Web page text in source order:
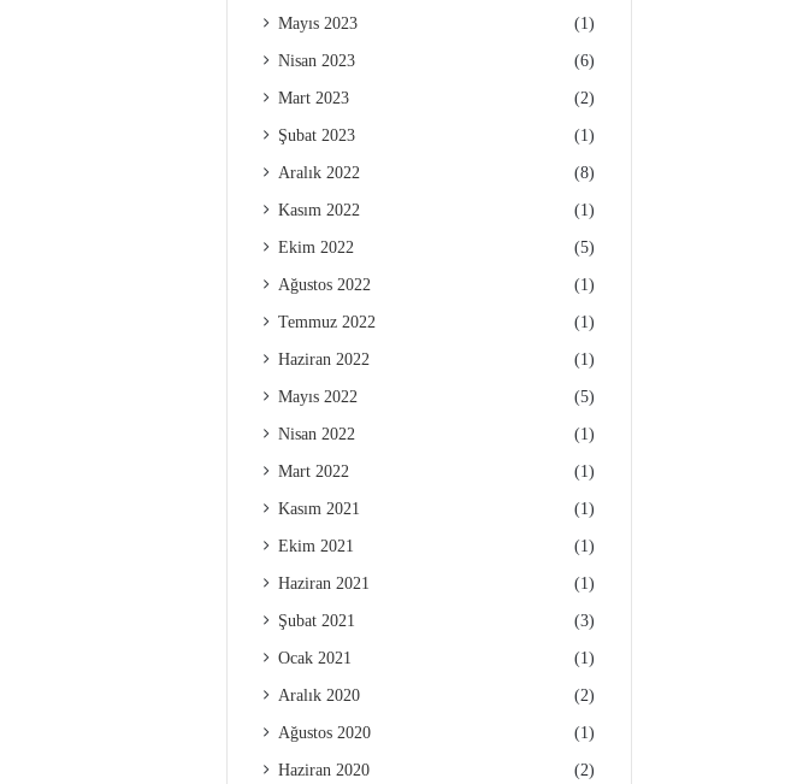
Mayıs 2023 (1)
Nisan 2023 (6)
Mart 2023 (2)
Şubat 2023 (1)
Aralık 2022 (8)
Kasım 2022 (1)
Ekim 2022 (5)
Ağustos 2022 (1)
Temmuz 2022 (1)
Haziran 2022 (1)
Mayıs 2022 (5)
Nisan 2022 (1)
Mart 2022 (1)
Kasım 2021 (1)
Ekim 2021 (1)
Haziran 2021 (1)
Şubat 2021 (3)
Ocak 2021 (1)
Aralık 2020 (2)
Ağustos 2020 (1)
Haziran 2020 (2)